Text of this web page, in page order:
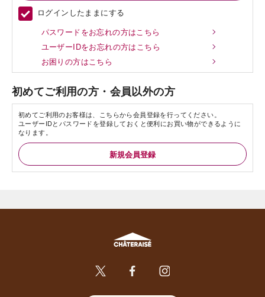
ログインしたままにする
パスワードをお忘れの方はこちら
ユーザーIDをお忘れの方はこちら
お困りの方はこちら
初めてご利用の方・会員以外の方
初めてご利用のお客様は、こちらから会員登録を行ってください。
ユーザーIDとパスワードを登録しておくと便利にお買い物ができるように
なります。